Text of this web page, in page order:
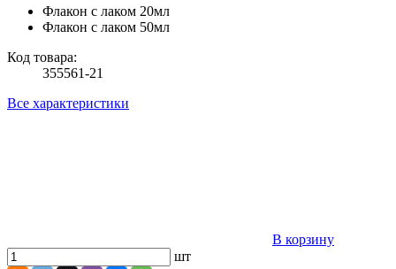
Флакон с лаком 20мл
Флакон с лаком 50мл
Код товара:
355561-21
Все характеристики
В корзину
шт